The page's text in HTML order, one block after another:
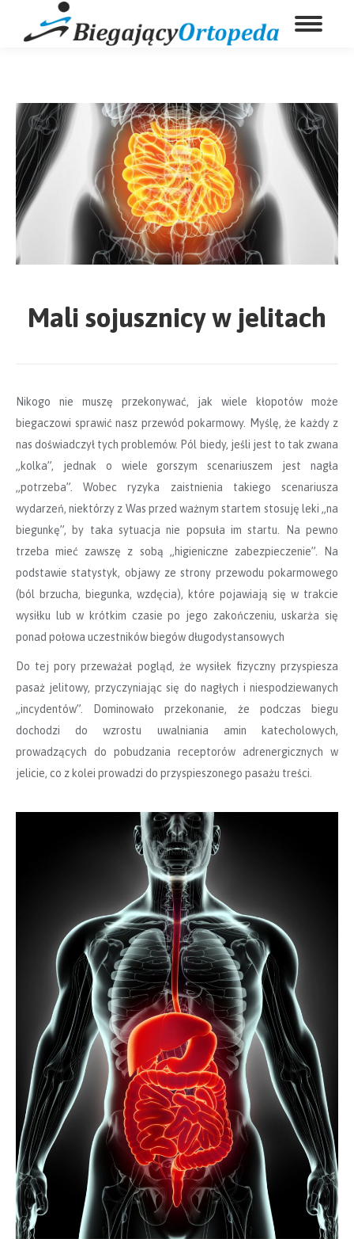
Mali sojusznicy w jelitach
Nikogo nie muszę przekonywać, jak wiele kłopotów może
biegaczowi sprawić nasz przewód pokarmowy. Myślę, że każdy z
nas doświadczył tych problemów. Pól biedy, jeśli jest to tak zwana
„kolka”, jednak o wiele gorszym scenariuszem jest nagła
„potrzeba”. Wobec ryzyka zaistnienia takiego scenariusza
wydarzeń, niektórzy z Was przed ważnym startem stosuję leki „na
biegunkę”, by taka sytuacja nie popsuła im startu. Na pewno
trzeba mieć zawszę z sobą „higieniczne zabezpieczenie”. Na
podstawie statystyk, objawy ze strony przewodu pokarmowego
(ból brzucha, biegunka, wzdęcia), które pojawiają się w trakcie
wysiłku lub w krótkim czasie po jego zakończeniu, uskarża się
ponad połowa uczestników biegów długodystansowych
Do tej pory przeważał pogląd, że wysiłek fizyczny przyspiesza
pasaż jelitowy, przyczyniając się do nagłych i niespodziewanych
„incydentów”. Dominowało przekonanie, że podczas biegu
dochodzi do wzrostu uwalniania amin katecholowych,
prowadzących do pobudzania receptorów adrenergicznych w
jelicie, co z kolei prowadzi do przyspieszonego pasażu treści.